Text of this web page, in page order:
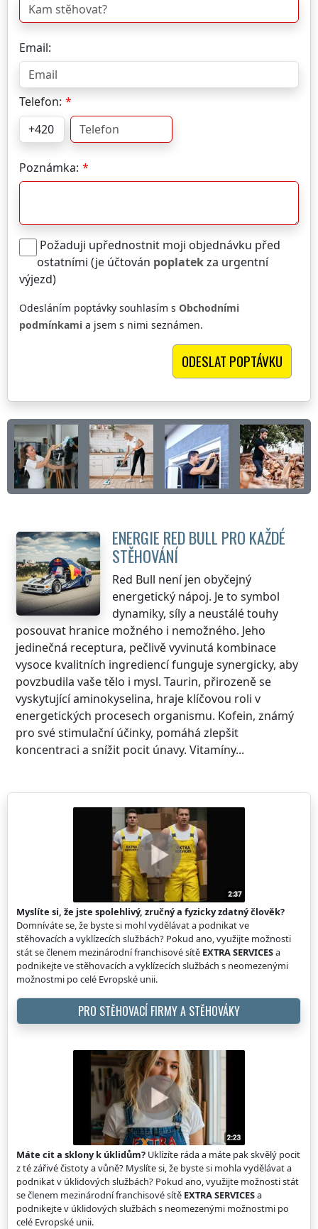
Email:
Telefon:
Poznámka:
Požaduji upřednostnit moji objednávku před
ostatními (je účtován poplatekza urgentní
výjezd)
Odesláním poptávky souhlasím s Obchodními
podmínkami a jsem s nimi seznámen.
ENERGIE RED BULL PRO KAŽDÉ
STĚHOVÁNÍ
Red Bull není jen obyčejný
energetický nápoj. Je to symbol
dynamiky, síly a neustálé touhy
posouvat hranice možného i nemožného. Jeho
jedinečná receptura, pečlivě vyvinutá kombinace
vysoce kvalitních ingrediencí funguje synergicky, aby
povzbudila vaše tělo i mysl. Taurin, přirozeně se
vyskytující aminokyselina, hraje klíčovou roli v
energetických procesech organismu. Kofein, známý
pro své stimulační účinky, pomáhá zlepšit
koncentraci a snížit pocit únavy. Vitamíny...
Myslíte si, že jste spolehlivý, zručný a fyzicky zdatný člověk?
Domníváte se, že byste si mohl vydělávat a podnikat ve
stěhovacích a vyklízecích službách? Pokud ano, využijte možnosti
stát se členem mezinárodní franchisové sítě EXTRA SERVICESa
podnikejte ve stěhovacích a vyklízecích službách s neomezenými
možnostmi po celé Evropské unii.
PRO STĚHOVACÍ FIRMY A STĚHOVÁKY
Máte cit a sklony k úklidům? Uklízíte ráda a máte pak skvělý pocit
z té zářivé čistoty a vůně? Myslíte si, že byste si mohla vydělávat a
podnikat v úklidových službách? Pokud ano, využijte možnosti stát
se členem mezinárodní franchisové sítě EXTRA SERVICESa
podnikejte v úklidových službách s neomezenými možnostmi po
celé Evropské unii.